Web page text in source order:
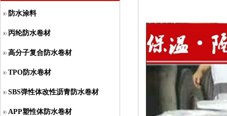
防水涂料
丙纶防水卷材
高分子复合防水卷材
TPO防水卷材
SBS弹性体改性沥青防水卷材
APP塑性体防水卷材